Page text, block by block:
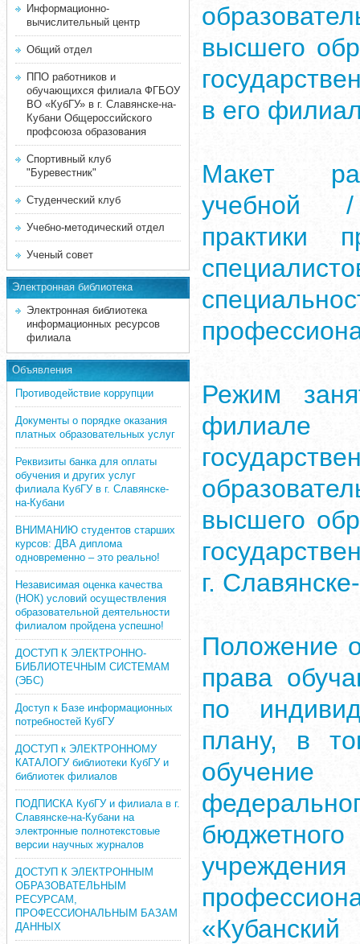
Информационно-
вычислительный центр
Общий отдел
ППО работников и
обучающихся филиала ФГБОУ
ВО «КубГУ» в г. Славянске-на-
Кубани Общероссийского
профсоюза образования
Спортивный клуб
"Буревестник"
Студенческий клуб
Учебно-методический отдел
Ученый совет
Электронная библиотека
Электронная библиотека
информационных ресурсов
филиала
Объявления
Противодействие коррупции
Документы о порядке оказания
платных образовательных услуг
Реквизиты банка для оплаты
обучения и других услуг
филиала КубГУ в г. Славянске-
на-Кубани
ВНИМАНИЮ студентов старших
курсов: ДВА диплома
одновременно – это реально!
Независимая оценка качества
(НОК) условий осуществления
образовательной деятельности
филиалом пройдена успешно!
ДОСТУП К ЭЛЕКТРОННО-
БИБЛИОТЕЧНЫМ СИСТЕМАМ
(ЭБС)
Доступ к Базе информационных
потребностей КубГУ
ДОСТУП к ЭЛЕКТРОННОМУ
КАТАЛОГУ библиотеки КубГУ и
библиотек филиалов
ПОДПИСКА КубГУ и филиала в г.
Славянске-на-Кубани на
электронные полнотекстовые
версии научных журналов
ДОСТУП К ЭЛЕКТРОННЫМ
ОБРАЗОВАТЕЛЬНЫМ
РЕСУРСАМ,
ПРОФЕССИОНАЛЬНЫМ БАЗАМ
ДАННЫХ
высшего
в его
Макет
учебной /
практики
Режим
высшего
г.
Положение
права
по
плану, в